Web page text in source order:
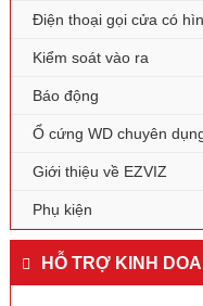
Điện thoại gọi cửa có
Kiểm soát vào ra
Báo động
Ổ cứng WD chuyên
Giới thiệu về EZVIZ
Phụ kiện
HỖ TRỢ KINH